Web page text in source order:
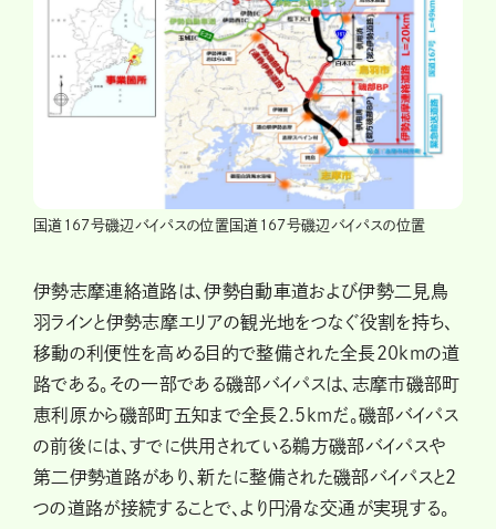
国道167号磯辺バイパスの位置国道167号磯辺バイパスの位置
伊勢志摩連絡道路は、伊勢自動車道および伊勢二見鳥
羽ラインと伊勢志摩エリアの観光地をつなぐ役割を持ち、
移動の利便性を高める目的で整備された全長20kmの道
路である。その一部である磯部バイパスは、志摩市磯部町
恵利原から磯部町五知まで全長2.5kmだ。磯部バイパス
の前後には、すでに供用されている鵜方磯部バイパスや
第二伊勢道路があり、新たに整備された磯部バイパスと2
つの道路が接続することで、より円滑な交通が実現する。